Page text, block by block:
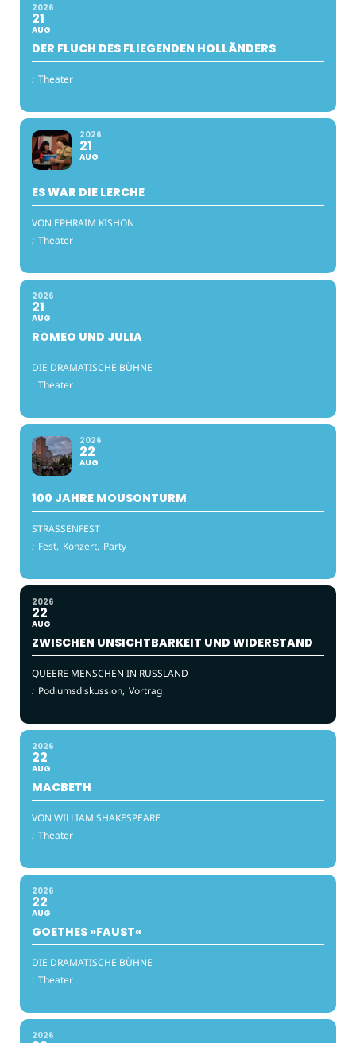
2026
21
AUG
DER FLUCH DES FLIEGENDEN HOLLÄNDERS
: Theater
2026
21
AUG
ES WAR DIE LERCHE
VON EPHRAIM KISHON
: Theater
2026
21
AUG
ROMEO UND JULIA
DIE DRAMATISCHE BÜHNE
: Theater
2026
22
AUG
100 JAHRE MOUSONTURM
STRASSENFEST
: Fest, Konzert, Party
2026
22
AUG
ZWISCHEN UNSICHTBARKEIT UND WIDERSTAND
QUEERE MENSCHEN IN RUSSLAND
: Podiumsdiskussion, Vortrag
2026
22
AUG
MACBETH
VON WILLIAM SHAKESPEARE
: Theater
2026
22
AUG
GOETHES »FAUST«
DIE DRAMATISCHE BÜHNE
: Theater
2026